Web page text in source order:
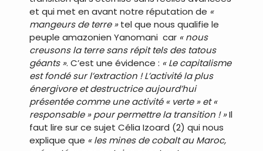
et qui met en avant notre réputation de «
mangeurs de terre »tel que nous qualifie le
peuple amazonien Yanomani car « nous
creusons la terre sans répit tels des tatous
géants ». C’est une évidence : « Le capitalisme
est fondé sur l’extraction ! L’activité la plus
énergivore et destructrice aujourd’hui
présentée comme une activité « verte » et «
responsable » pour permettre la transition ! »Il
faut lire sur ce sujet Célia Izoard (2) qui nous
explique que « les mines de cobalt au Maroc,